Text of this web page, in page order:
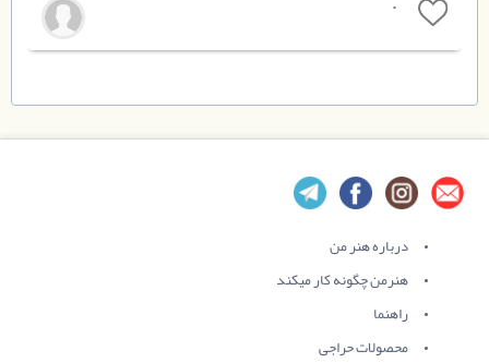
0
درباره هنر من
هنرمن چگونه کار میکند
راهنما
محصولات حراجی